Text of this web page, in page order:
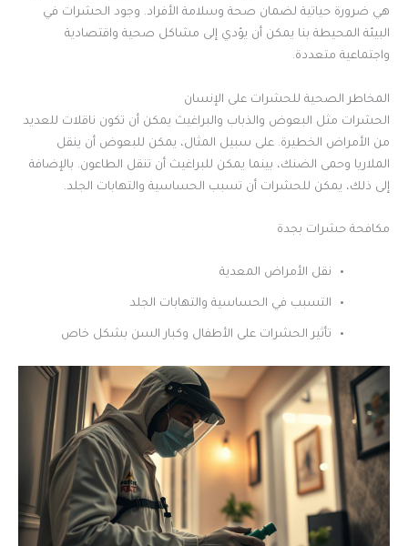
هي ضرورة حياتية لضمان صحة وسلامة الأفراد. وجود الحشرات في
البيئة المحيطة بنا يمكن أن يؤدي إلى مشاكل صحية واقتصادية
واجتماعية متعددة.
المخاطر الصحية للحشرات على الإنسان
الحشرات مثل البعوض والذباب والبراغيث يمكن أن تكون ناقلات للعديد
من الأمراض الخطيرة. على سبيل المثال، يمكن للبعوض أن ينقل
الملاريا وحمى الضنك، بينما يمكن للبراغيث أن تنقل الطاعون. بالإضافة
إلى ذلك، يمكن للحشرات أن تسبب الحساسية والتهابات الجلد.
مكافحة حشرات بجدة
نقل الأمراض المعدية
التسبب في الحساسية والتهابات الجلد
تأثير الحشرات على الأطفال وكبار السن بشكل خاص